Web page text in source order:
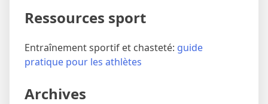
Ressources sport
Entraînement sportif et chasteté: guide
pratique pour les athlètes
Archives